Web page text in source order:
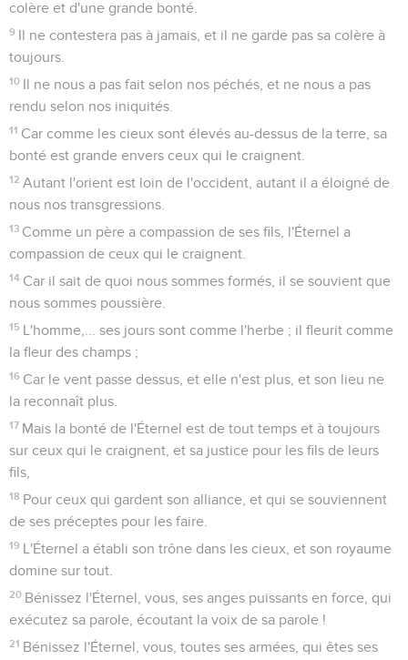
colère et d'une grande bonté.
9 Il ne contestera pas à jamais, et il ne garde pas sa colère à
toujours.
10 Il ne nous a pas fait selon nos péchés, et ne nous a pas
rendu selon nos iniquités.
11 Car comme les cieux sont élevés au-dessus de la terre, sa
bonté est grande envers ceux qui le craignent.
12 Autant l'orient est loin de l'occident, autant il a éloigné de
nous nos transgressions.
13 Comme un père a compassion de ses fils, l'Éternel a
compassion de ceux qui le craignent.
14 Car il sait de quoi nous sommes formés, il se souvient que
nous sommes poussière.
15 L'homme,... ses jours sont comme l'herbe ; il fleurit comme
la fleur des champs ;
16 Car le vent passe dessus, et elle n'est plus, et son lieu ne
la reconnaît plus.
17 Mais la bonté de l'Éternel est de tout temps et à toujours
sur ceux qui le craignent, et sa justice pour les fils de leurs
fils,
18 Pour ceux qui gardent son alliance, et qui se souviennent
de ses préceptes pour les faire.
19 L'Éternel a établi son trône dans les cieux, et son royaume
domine sur tout.
20 Bénissez l'Éternel, vous, ses anges puissants en force, qui
exécutez sa parole, écoutant la voix de sa parole !
21 Bénissez l'Éternel, vous, toutes ses armées, qui êtes ses